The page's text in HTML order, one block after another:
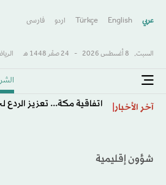
عربي English
Türkçe اردو فارسى
السبت, 8 أغسطس 2026 - 24 صفَر 1448 هـ
آخر الأخبار اتفاقية مكة... تعزيز الردع
شؤون إقليمية